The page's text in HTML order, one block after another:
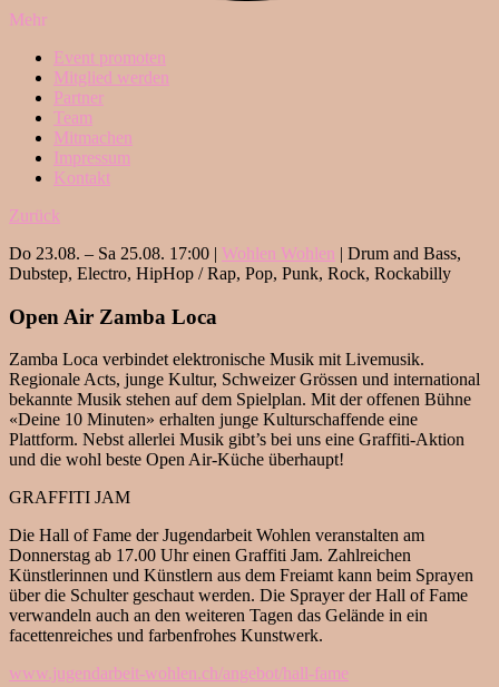
Mehr
Event promoten
Mitglied werden
Partner
Team
Mitmachen
Impressum
Kontakt
Zurück
Do 23.08. – Sa 25.08. 17:00 | Wohlen Wohlen | Drum and Bass,
Dubstep, Electro, HipHop / Rap, Pop, Punk, Rock, Rockabilly
Open Air Zamba Loca
Zamba Loca verbindet elektronische Musik mit Livemusik.
Regionale Acts, junge Kultur, Schweizer Grössen und international
bekannte Musik stehen auf dem Spielplan. Mit der offenen Bühne
«Deine 10 Minuten» erhalten junge Kulturschaffende eine
Plattform. Nebst allerlei Musik gibt’s bei uns eine Graffiti-Aktion
und die wohl beste Open Air-Küche überhaupt!
GRAFFITI JAM
Die Hall of Fame der Jugendarbeit Wohlen veranstalten am
Donnerstag ab 17.00 Uhr einen Graffiti Jam. Zahlreichen
Künstlerinnen und Künstlern aus dem Freiamt kann beim Sprayen
über die Schulter geschaut werden. Die Sprayer der Hall of Fame
verwandeln auch an den weiteren Tagen das Gelände in ein
facettenreiches und farbenfrohes Kunstwerk.
www.jugendarbeit-wohlen.ch/angebot/hall-fame